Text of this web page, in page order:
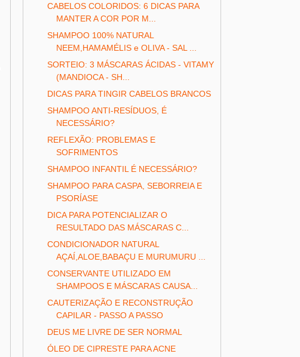
CABELOS COLORIDOS: 6 DICAS PARA
MANTER A COR POR M...
SHAMPOO 100% NATURAL
NEEM,HAMAMÉLIS e OLIVA - SAL ...
SORTEIO: 3 MÁSCARAS ÁCIDAS - VITAMY
(MANDIOCA - SH...
DICAS PARA TINGIR CABELOS BRANCOS
SHAMPOO ANTI-RESÍDUOS, É
NECESSÁRIO?
REFLEXÃO: PROBLEMAS E
SOFRIMENTOS
SHAMPOO INFANTIL É NECESSÁRIO?
SHAMPOO PARA CASPA, SEBORREIA E
PSORÍASE
DICA PARA POTENCIALIZAR O
RESULTADO DAS MÁSCARAS C...
CONDICIONADOR NATURAL
AÇAÍ,ALOE,BABAÇU E MURUMURU ...
CONSERVANTE UTILIZADO EM
SHAMPOOS E MÁSCARAS CAUSA...
CAUTERIZAÇÃO E RECONSTRUÇÃO
CAPILAR - PASSO A PASSO
DEUS ME LIVRE DE SER NORMAL
ÓLEO DE CIPRESTE PARA ACNE